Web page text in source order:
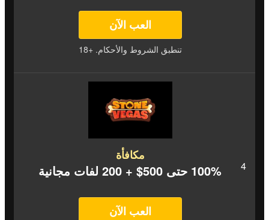
العب الآن
تنطبق الشروط والأحكام. +18
مكافأة
100% حتى 500$ + 200 لفات مجانية
العب الآن